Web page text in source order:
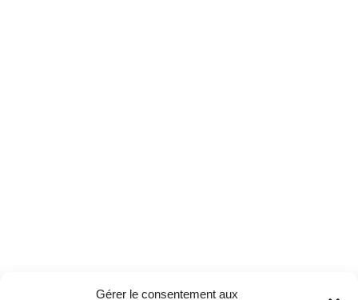
Gérer le consentement aux